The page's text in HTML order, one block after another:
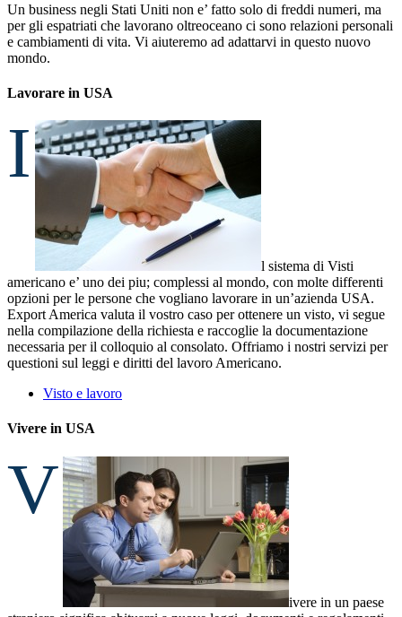
Un business negli Stati Uniti non e’ fatto solo di freddi numeri, ma
per gli espatriati che lavorano oltreoceano ci sono relazioni personali
e cambiamenti di vita. Vi aiuteremo ad adattarvi in questo nuovo
mondo.
Lavorare in USA
I
l sistema di Visti
americano e’ uno dei piu; complessi al mondo, con molte differenti
opzioni per le persone che vogliano lavorare in un’azienda USA.
Export America valuta il vostro caso per ottenere un visto, vi segue
nella compilazione della richiesta e raccoglie la documentazione
necessaria per il colloquio al consolato. Offriamo i nostri servizi per
questioni sul leggi e diritti del lavoro Americano.
Visto e lavoro
Vivere in USA
V
ivere in un paese